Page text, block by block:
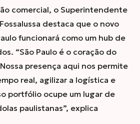
comercial, o Superintendente
destaca que o novo
funcionará como um hub de
“São Paulo é o coração do
presença aqui nos permite
real, agilizar a logística e
portfólio ocupe um lugar de
paulistanas”, explica